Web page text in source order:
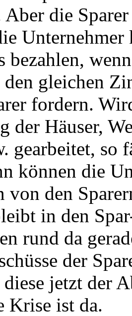
die
Unternehmer
bezahlen,
den gleichen
fordern.
der Häuser,
gearbeitet, so
können die
von den
in den
rund da
der
jetzt der
Krise ist da.